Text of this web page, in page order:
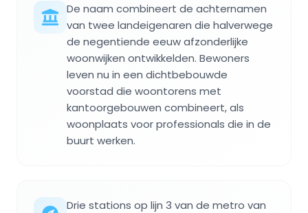
De naam combineert de achternamen
van twee landeigenaren die halverwege
de negentiende eeuw afzonderlijke
woonwijken ontwikkelden. Bewoners
leven nu in een dichtbebouwde
voorstad die woontorens met
kantoorgebouwen combineert, als
woonplaats voor professionals die in de
buurt werken.
Drie stations op lijn 3 van de metro van